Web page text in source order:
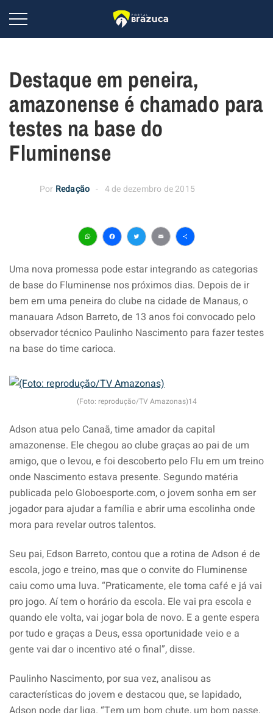
Destaque em peneira,
amazonense é chamado para
testes na base do
Fluminense
Por Redação 4 de dezembro de 2015
WhatsApp
Facebook
Twitter
EmailShare
Uma nova promessa pode estar integrando as categorias
de base do Fluminense nos próximos dias. Depois de ir
bem em uma peneira do clube na cidade de Manaus, o
manauara Adson Barreto, de 13 anos foi convocado pelo
observador técnico Paulinho Nascimento para fazer testes
na base do time carioca.
(Foto: reprodução/TV Amazonas)14
Adson atua pelo Canaã, time amador da capital
amazonense. Ele chegou ao clube graças ao pai de um
amigo, que o levou, e foi descoberto pelo Flu em um treino
onde Nascimento estava presente. Segundo matéria
publicada pelo Globoesporte.com, o jovem sonha em ser
jogador para ajudar a família e abrir uma escolinha onde
mora para revelar outros talentos.
Seu pai, Edson Barreto, contou que a rotina de Adson é de
escola, jogo e treino, mas que o convite do Fluminense
caiu como uma luva. “Praticamente, ele toma café e já vai
pro jogo. Aí tem o horário da escola. Ele vai pra escola e
quando ele volta, vai jogar bola de novo. E a gente espera
por tudo e graças a Deus, essa oportunidade veio e a
gente vai dar o incentivo até o final”, disse.
Paulinho Nascimento, por sua vez, analisou as
características do jovem e destacou que, se lapidado,